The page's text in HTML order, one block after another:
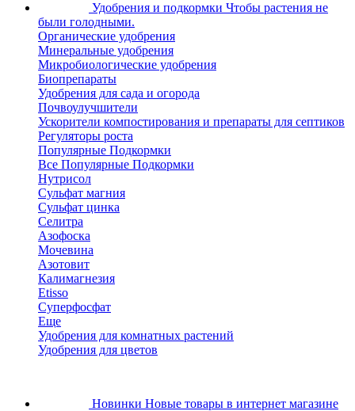
Удобрения и подкормки Чтобы растения не
были голодными.
Органические удобрения
Минеральные удобрения
Микробиологические удобрения
Биопрепараты
Удобрения для сада и огорода
Почвоулучшители
Ускорители компостирования и препараты для септиков
Регуляторы роста
Популярные Подкормки
Все Популярные Подкормки
Нутрисол
Сульфат магния
Сульфат цинка
Селитра
Азофоска
Мочевина
Азотовит
Калимагнезия
Etisso
Суперфосфат
Еще
Удобрения для комнатных растений
Удобрения для цветов
Новинки Новые товары в интернет магазине